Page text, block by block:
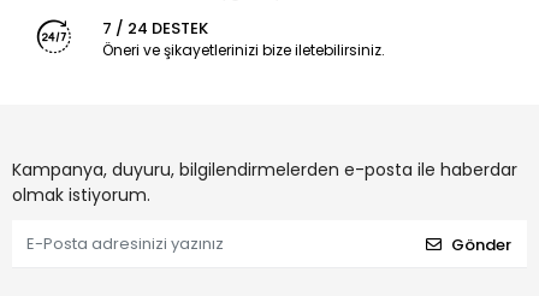
7 / 24 DESTEK
Öneri ve şikayetlerinizi bize iletebilirsiniz.
Kampanya, duyuru, bilgilendirmelerden e-posta ile haberdar
olmak istiyorum.
Gönder